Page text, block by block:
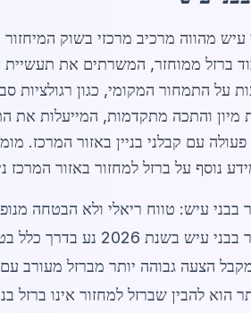
על התמחור המקומי, כגון רגולציות
מיון והתכה מתקדמות, המייעלות
עם קבלני בניין באזור המרכז.
נוסף על ברזל למחזור באזור המרכז
בבני עיש: טווח ריאלי ולא הבטחה
מקבל הצעה גבוהה יותר מברזל מעורב
הוא להבין שברזל למחזור אינו ברזל